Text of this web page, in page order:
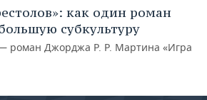
как один роман
субкультуру
роман Джорджа Р. Р. Мартина «Игра